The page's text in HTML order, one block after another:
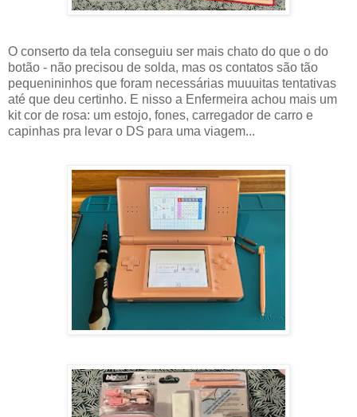
O conserto da tela conseguiu ser mais chato do que o do
botão - não precisou de solda, mas os contatos são tão
pequenininhos que foram necessárias muuuitas tentativas
até que deu certinho. E nisso a Enfermeira achou mais um
kit cor de rosa: um estojo, fones, carregador de carro e
capinhas pra levar o DS para uma viagem...